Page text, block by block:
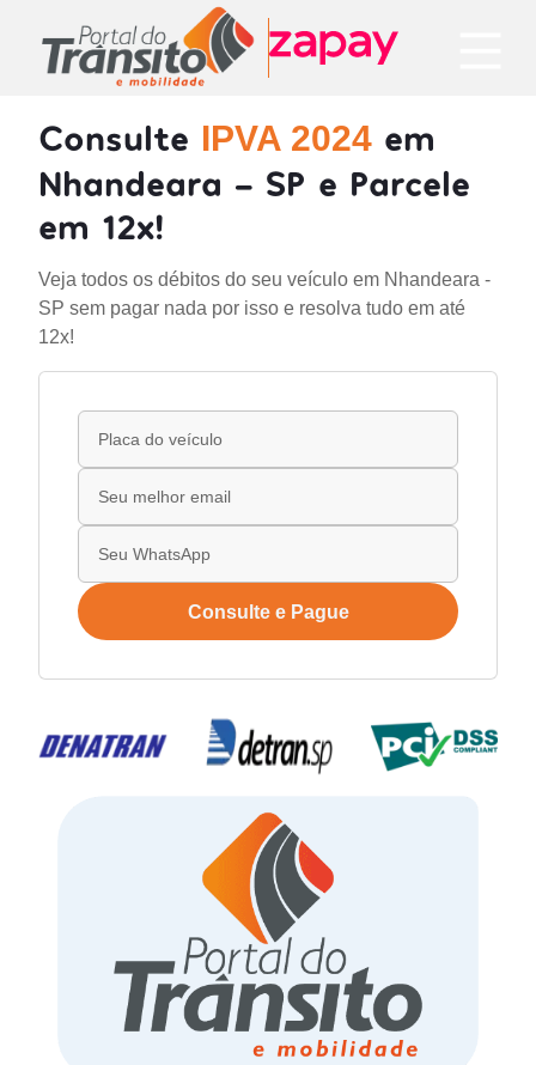
Consulte IPVA 2024 em
Nhandeara - SP e Parcele
em 12x!
Veja todos os débitos do seu veículo em Nhandeara -
SP sem pagar nada por isso e resolva tudo em até
12x!
Consulte e Pague